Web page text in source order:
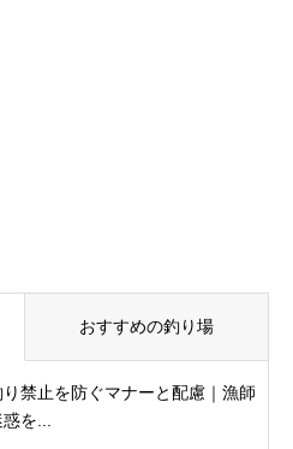
おすすめの釣り場
禁止を防ぐマナーと配慮｜漁師
を...